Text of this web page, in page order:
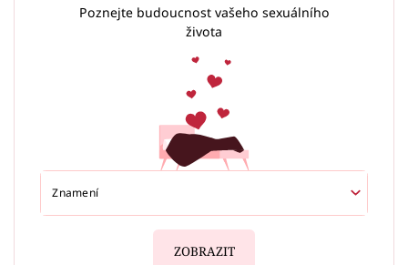
Poznejte budoucnost vašeho sexuálního
života
ZOBRAZIT